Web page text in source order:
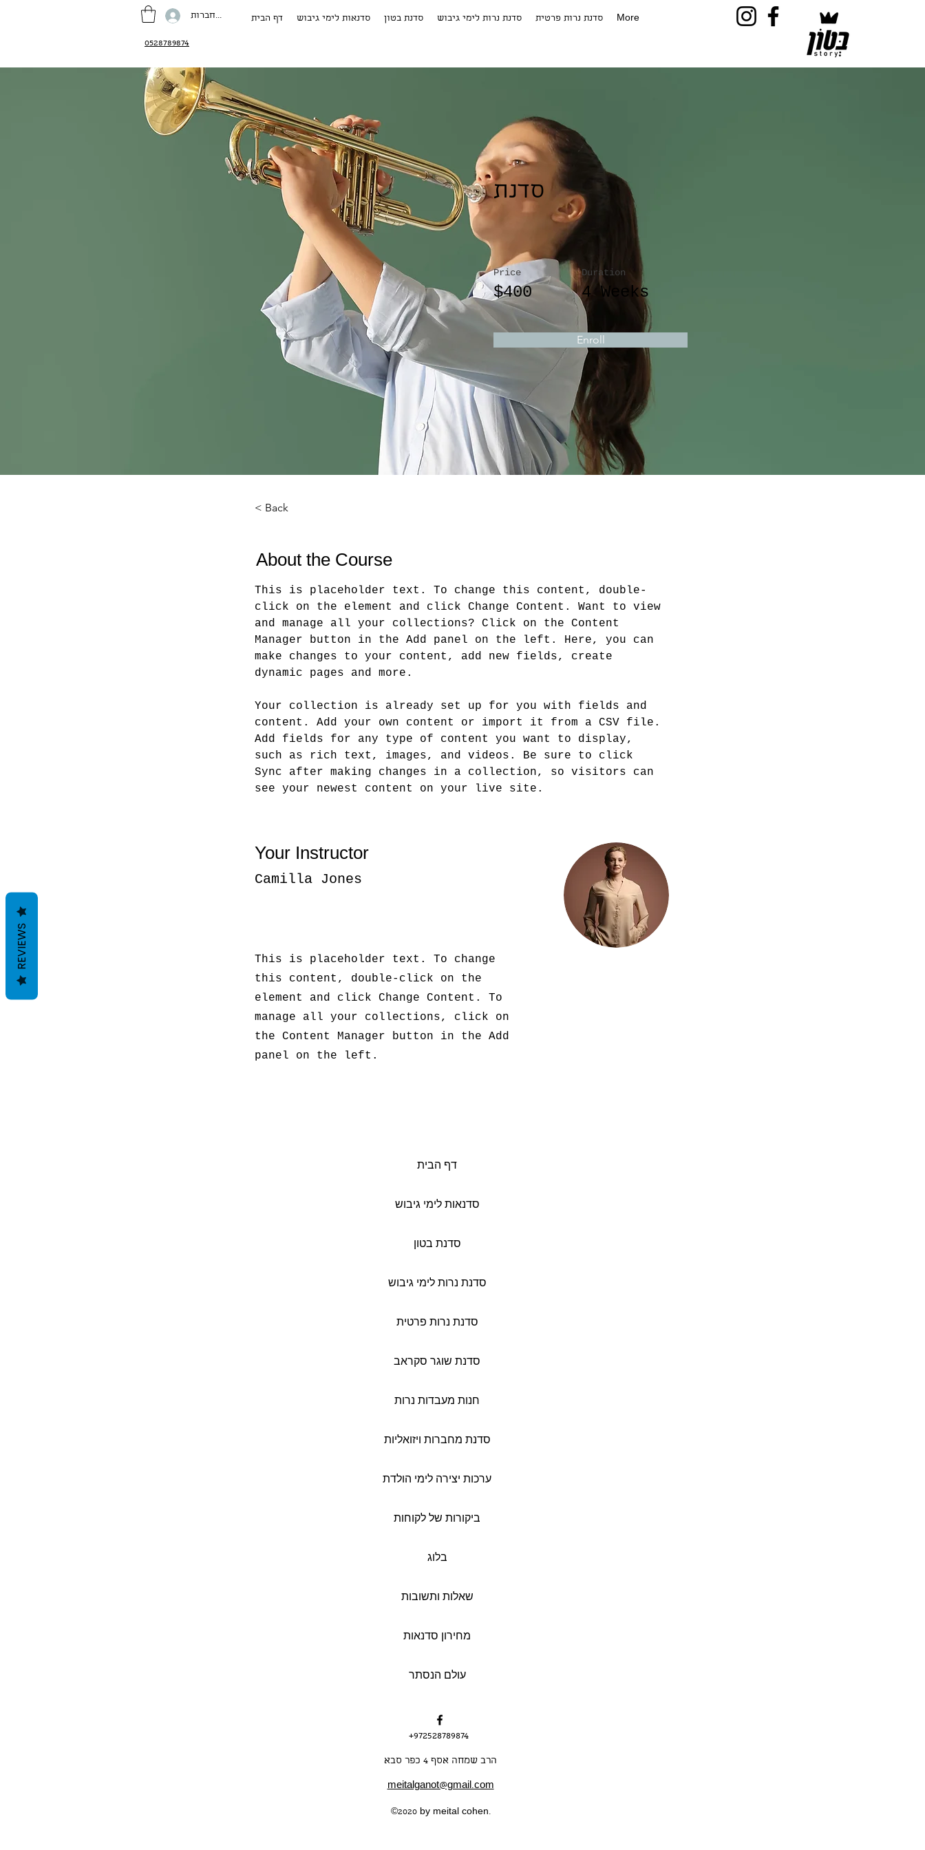
להתחברות דף הבית סדנאות לימי גיבוש סדנת בטון סדנת נרות לימי גיבוש סדנת נרות פרטית More
0528789874
סדנת
Price
$400
Duration
4 Weeks
Enroll
< Back
About the Course
This is placeholder text. To change this content, double-
click on the element and click Change Content. Want to view
and manage all your collections? Click on the Content
Manager button in the Add panel on the left. Here, you can
make changes to your content, add new fields, create
dynamic pages and more.
Your collection is already set up for you with fields and
content. Add your own content or import it from a CSV file.
Add fields for any type of content you want to display,
such as rich text, images, and videos. Be sure to click
Sync after making changes in a collection, so visitors can
see your newest content on your live site.
Your Instructor
Camilla Jones
This is placeholder text. To change
this content, double-click on the
element and click Change Content. To
manage all your collections, click on
the Content Manager button in the Add
panel on the left.
דף הבית
סדנאות לימי גיבוש
סדנת בטון
סדנת נרות לימי גיבוש
סדנת נרות פרטית
סדנת שוגר סקראב
חנות מעבדות נרות
סדנת מחברות ויזואליות
ערכות יצירה לימי הולדת
ביקורות של לקוחות
בלוג
שאלות ותשובות
מחירון סדנאות
עולם הנסתר
+972528789874
הרב שמחה אסף 4 כפר סבא
meitalganot@gmail.com
©2020 by meital cohen.
REVIEWS